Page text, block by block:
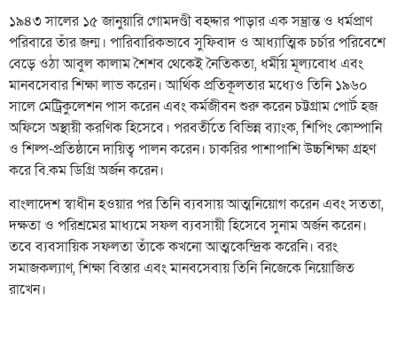
১৯৪৩ সালের ১৫ জানুয়ারি গোমদণ্ডী বহদ্দার পাড়ার এক সম্ভ্রান্ত ও ধর্মপ্রাণ
পরিবারে তাঁর জন্ম। পারিবারিকভাবে সুফিবাদ ও আধ্যাত্মিক চর্চার পরিবেশে
বেড়ে ওঠা আবুল কালাম শৈশব থেকেই নৈতিকতা, ধর্মীয় মূল্যবোধ এবং
মানবসেবার শিক্ষা লাভ করেন। আর্থিক প্রতিকূলতার মধ্যেও তিনি ১৯৬০
সালে মেট্রিকুলেশন পাস করেন এবং কর্মজীবন শুরু করেন চট্টগ্রাম পোর্ট হজ
অফিসে অস্থায়ী করণিক হিসেবে। পরবর্তীতে বিভিন্ন ব্যাংক, শিপিং কোম্পানি
ও শিল্প-প্রতিষ্ঠানে দায়িত্ব পালন করেন। চাকরির পাশাপাশি উচ্চশিক্ষা গ্রহণ
করে বি.কম ডিগ্রি অর্জন করেন।
বাংলাদেশ স্বাধীন হওয়ার পর তিনি ব্যবসায় আত্মনিয়োগ করেন এবং সততা,
দক্ষতা ও পরিশ্রমের মাধ্যমে সফল ব্যবসায়ী হিসেবে সুনাম অর্জন করেন।
তবে ব্যবসায়িক সফলতা তাঁকে কখনো আত্মকেন্দ্রিক করেনি। বরং
সমাজকল্যাণ, শিক্ষা বিস্তার এবং মানবসেবায় তিনি নিজেকে নিয়োজিত
রাখেন।